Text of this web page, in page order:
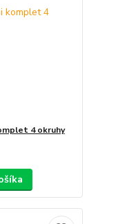
4 okruhy